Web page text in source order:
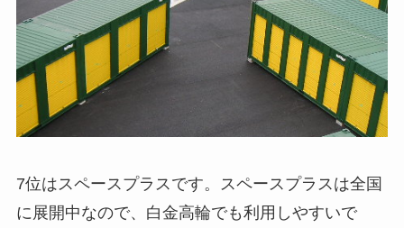
7位はスペースプラスです。スペースプラスは全国
に展開中なので、白金高輪でも利用しやすいで